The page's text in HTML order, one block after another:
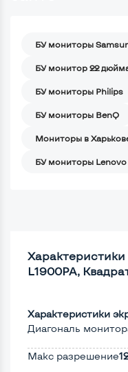
БУ мониторы
БУ монитор 22
БУ мониторы Philips
БУ мониторы BenQ
Мониторы в
БУ мониторы Lenovo
L1900PA,
Характеристики
Диагональ
Макс разрешение